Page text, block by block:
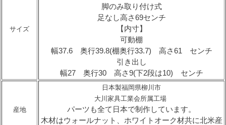
サイズ
脚のみ取り付け式
足なし高さ69センチ
【内寸】
可動棚
幅37.6 奥行39.8(棚奥行33.7) 高さ61 センチ
引き出し
幅27 奥行30 高さ9(下2段は10) センチ
産地
日本製福岡県柳川市
大川家具工業会所属工場
パーツも全て日本で制作しています。
木材はウォールナット、ホワイトオーク材共に北米産